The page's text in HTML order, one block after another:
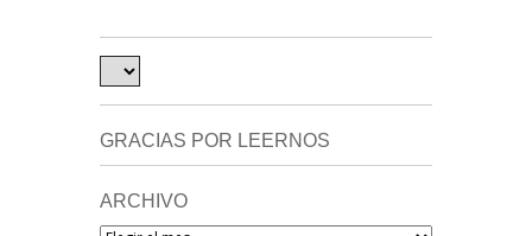
GRACIAS POR LEERNOS
ARCHIVO